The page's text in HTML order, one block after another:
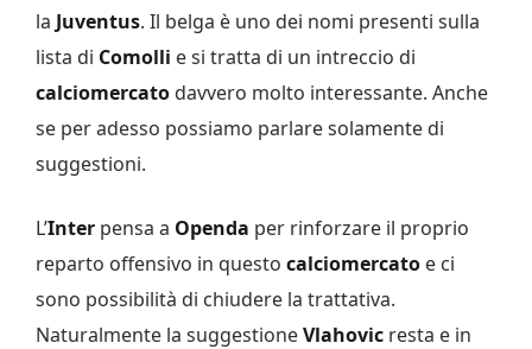
la Juventus. Il belga è uno dei nomi presenti sulla
lista di Comolli e si tratta di un intreccio di
calciomercato davvero molto interessante. Anche
se per adesso possiamo parlare solamente di
suggestioni.
L’Inter pensa a Openda per rinforzare il proprio
reparto offensivo in questo calciomercato e ci
sono possibilità di chiudere la trattativa.
Naturalmente la suggestioneVlahovic resta e in